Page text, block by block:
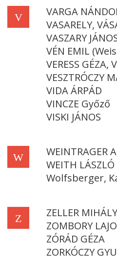
V
VARGA
VASARELY,
VASZARY
VÉN EMIL
VERESS GÉZA,
VESZTRÓCZY
VIDA ÁRPÁD
VINCZE Győző
VISKI JÁNOS
W
WEINTRAGER
WEITH LÁSZLÓ
Wolfsberger,
Z
ZELLER
ZOMBORY
ZÓRÁD GÉZA
ZORKÓCZY